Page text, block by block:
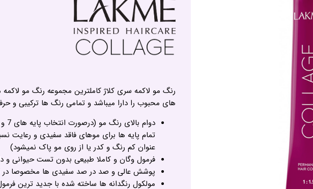
رنگ مو لاکمه سری کلاژ کاملترین مجموعه رنگ مو
های محبوب را دارا میباشد و تمامی رنگ ها ترکیبی و
تمام پایه ها برای موهای فاقد سفیدی و رعایت
عنوان کم رنگ و کدر یا از روی مو پاک نمیشود)
فرمول وگان و کاملا طبیعی بدون تست حیوانی و
پوشش عالی و صد در صد سفیدی ها مخصوصا در کد های 44/